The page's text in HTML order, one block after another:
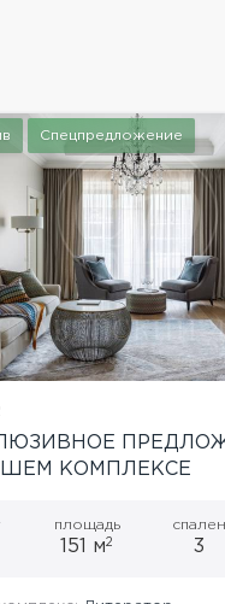
Спецпредложение
КОМПЛЕКСЕ
площадь
151 м2
спален
3